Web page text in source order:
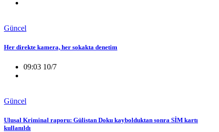
Güncel
Her direkte kamera, her sokakta denetim
09:03 10/7
Güncel
Ulusal Kriminal raporu: Gülistan Doku kaybolduktan sonra SİM kartı
kullanıldı